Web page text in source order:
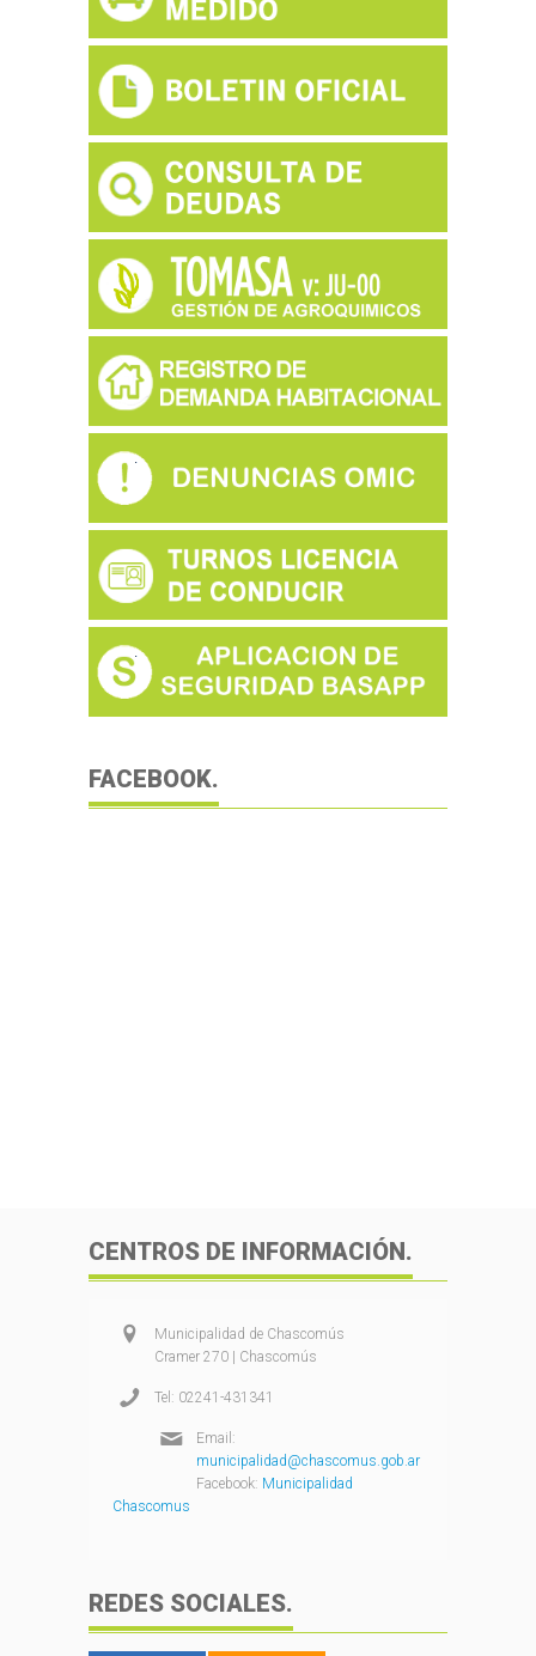
FACEBOOK.
CENTROS DE INFORMACIÓN.
Municipalidad de Chascomús
Cramer 270 | Chascomús
Tel: 02241-431341
Email:
municipalidad@chascomus.gob.ar
Facebook: Municipalidad
Chascomus
REDES SOCIALES.